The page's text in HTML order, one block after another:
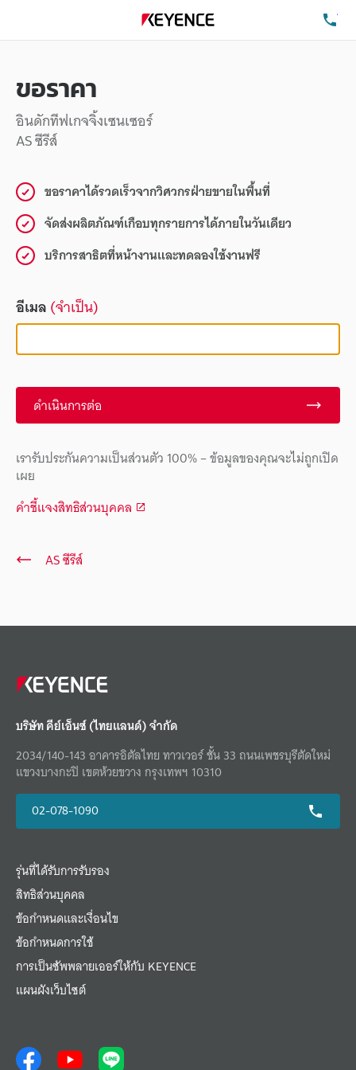
ขอราคา
อินดักทีฟเกจจิ้งเซนเซอร์
AS ซีรีส์
ขอราคาได้รวดเร็วจากวิศวกรฝ่ายขายในพื้นที่
จัดส่งผลิตภัณฑ์เกือบทุกรายการได้ภายในวันเดียว
บริการสาธิตที่หน้างานและทดลองใช้งานฟรี
อีเมล(จำเป็น)
ดำเนินการต่อ
เรารับประกันความเป็นส่วนตัว 100% – ข้อมูลของคุณจะไม่ถูกเปิด
เผย
คำชี้แจงสิทธิส่วนบุคคล
AS ซีรีส์
บริษัท คีย์เอ็นซ์ (ไทยแลนด์) จำกัด
2034/140-143 อาคารอิตัลไทย ทาวเวอร์ ชั้น 33 ถนนเพชรบุรีตัดใหม่
แขวงบางกะปิ เขตห้วยขวาง กรุงเทพฯ 10310
02-078-1090
รุ่นที่ได้รับการรับรอง
สิทธิส่วนบุคคล
ข้อกำหนดและเงื่อนไข
ข้อกำหนดการใช้
การเป็นซัพพลายเออร์ให้กับ KEYENCE
แผนผังเว็บไซต์